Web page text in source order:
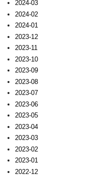
2024-03
2024-02
2024-01
2023-12
2023-11
2023-10
2023-09
2023-08
2023-07
2023-06
2023-05
2023-04
2023-03
2023-02
2023-01
2022-12